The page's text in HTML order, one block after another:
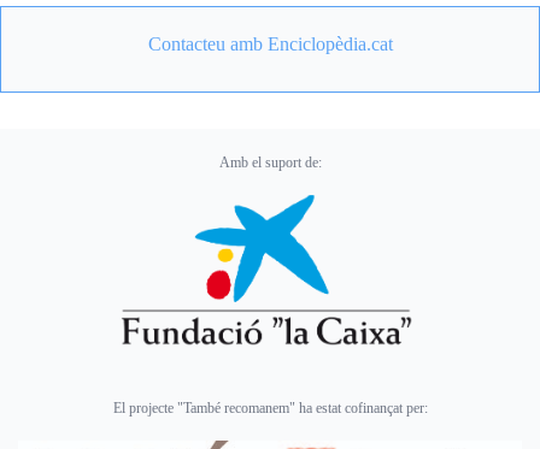
Contacteu amb Enciclopèdia.cat
Amb el suport de:
El projecte "També recomanem" ha estat cofinançat per: